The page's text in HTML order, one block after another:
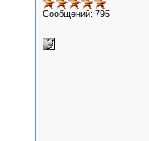
Сообщений: 795